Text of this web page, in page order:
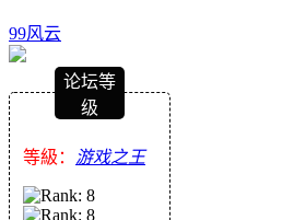
99风云
论坛等
级
等級： 游戏之王